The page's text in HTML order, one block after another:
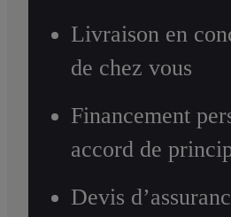
Livraison en
de chez vous
Financement
accord de
Devis